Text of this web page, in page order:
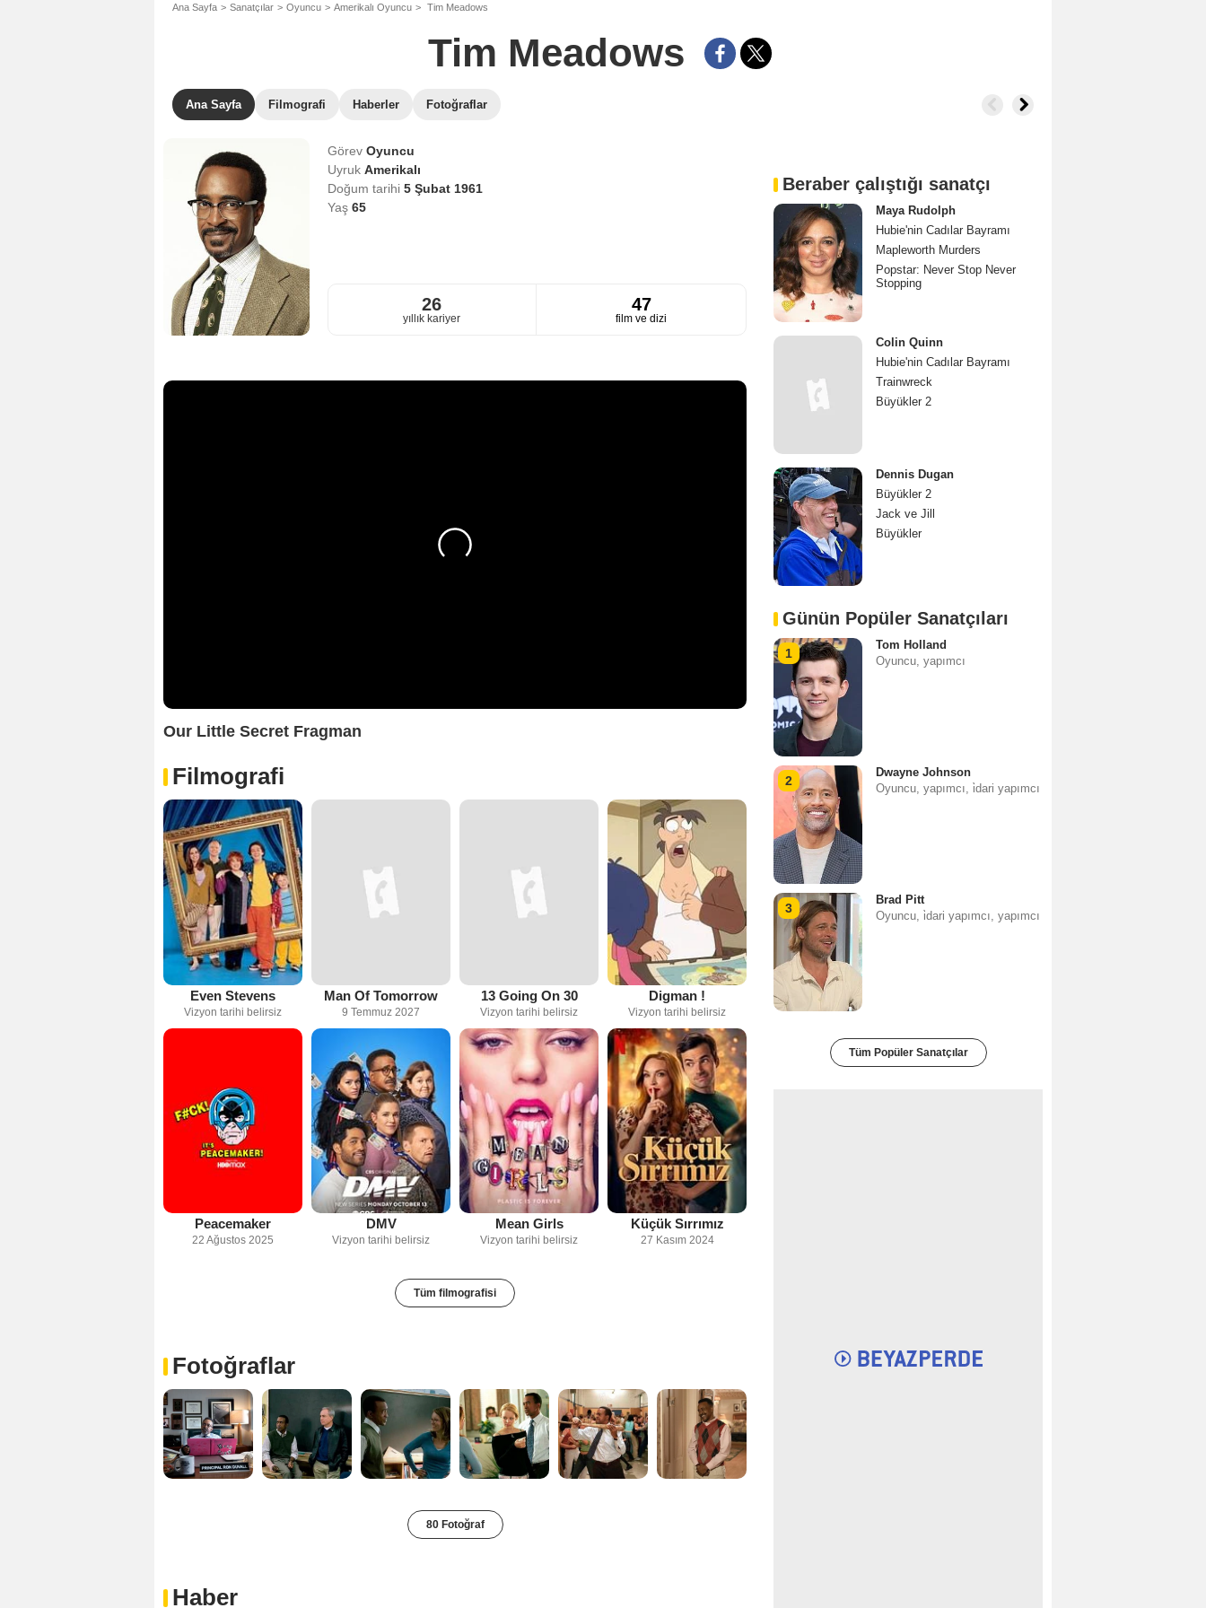
Ana Sayfa Sanatçılar Oyuncu Amerikalı Oyuncu Tim Meadows
Tim Meadows
Ana Sayfa Filmografi Haberler Fotoğraflar
Görev Oyuncu
Uyruk Amerikalı
Doğum tarihi 5 Şubat 1961
Yaş 65
26
yıllık kariyer
47
film ve dizi
Our Little Secret Fragman
Filmografi
Even Stevens
Vizyon tarihi belirsiz
Man Of Tomorrow
9 Temmuz 2027
13 Going On 30
Vizyon tarihi belirsiz
Digman !
Vizyon tarihi belirsiz
Peacemaker
22 Ağustos 2025
DMV
Vizyon tarihi belirsiz
Mean Girls
Vizyon tarihi belirsiz
Küçük Sırrımız
27 Kasım 2024
Tüm filmografisi
Fotoğraflar
80 Fotoğraf
Haber
Beraber çalıştığı sanatçı
Maya Rudolph
Hubie'nin Cadılar Bayramı
Mapleworth Murders
Popstar: Never Stop Never
Stopping
Colin Quinn
Hubie'nin Cadılar Bayramı
Trainwreck
Büyükler 2
Dennis Dugan
Büyükler 2
Jack ve Jill
Büyükler
Günün Popüler Sanatçıları
1
Tom Holland
Oyuncu, yapımcı
2
Dwayne Johnson
Oyuncu, yapımcı, i̇dari yapımcı
3
Brad Pitt
Oyuncu, i̇dari yapımcı, yapımcı
Tüm Popüler Sanatçılar